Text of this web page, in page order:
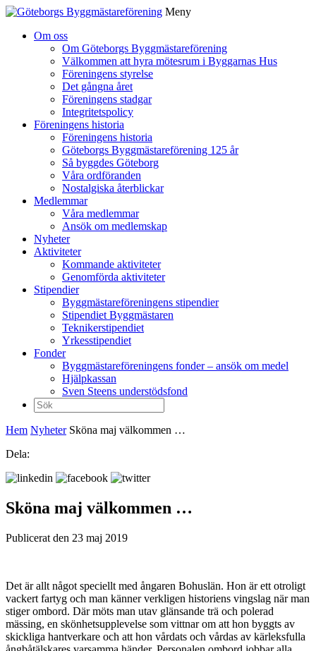
Meny
Om oss
Om Göteborgs Byggmästareförening
Välkommen att hyra mötesrum i Byggarnas Hus
Föreningens styrelse
Det gångna året
Föreningens stadgar
Integritetspolicy
Föreningens historia
Föreningens historia
Göteborgs Byggmästareförening 125 år
Så byggdes Göteborg
Våra ordföranden
Nostalgiska återblickar
Medlemmar
Våra medlemmar
Ansök om medlemskap
Nyheter
Aktiviteter
Kommande aktiviteter
Genomförda aktiviteter
Stipendier
Byggmästareföreningens stipendier
Stipendiet Byggmästaren
Teknikerstipendiet
Yrkesstipendiet
Fonder
Byggmästareföreningens fonder – ansök om medel
Hjälpkassan
Sven Steens understödsfond
Sök
efter:
Hem Nyheter Sköna maj välkommen …
Dela:
Sköna maj välkommen …
Publicerat den 23 maj 2019
Det är allt något speciellt med ångaren Bohuslän. Hon är ett otroligt
vackert fartyg och man känner verkligen historiens vingslag när man
stiger ombord. Där möts man utav glänsande trä och polerad
mässing, en skönhetsupplevelse som vittnar om att hon byggts av
skickliga hantverkare och att hon vårdats och vårdas av kärleksfulla